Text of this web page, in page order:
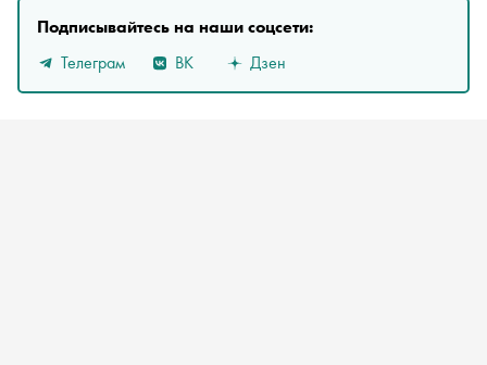
Подписывайтесь на наши соцсети:
Телеграм
ВК Дзен